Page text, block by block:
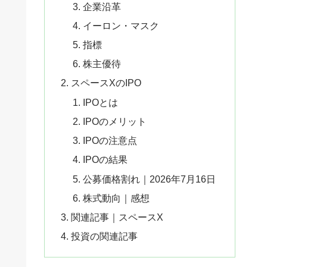
企業沿革
イーロン・マスク
指標
株主優待
スペースXのIPO
IPOとは
IPOのメリット
IPOの注意点
IPOの結果
公募価格割れ｜2026年7月16日
株式動向｜感想
関連記事｜スペースX
投資の関連記事